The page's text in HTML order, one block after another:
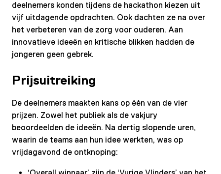
deelnemers konden tijdens de hackathon kiezen uit
vijf uitdagende opdrachten. Ook dachten ze na over
het verbeteren van de zorg voor ouderen. Aan
innovatieve ideeën en kritische blikken hadden de
jongeren geen gebrek.
Prijsuitreiking
De deelnemers maakten kans op één van de vier
prijzen. Zowel het publiek als de vakjury
beoordeelden de ideeën. Na dertig slopende uren,
waarin de teams aan hun idee werkten, was op
vrijdagavond de ontknoping: